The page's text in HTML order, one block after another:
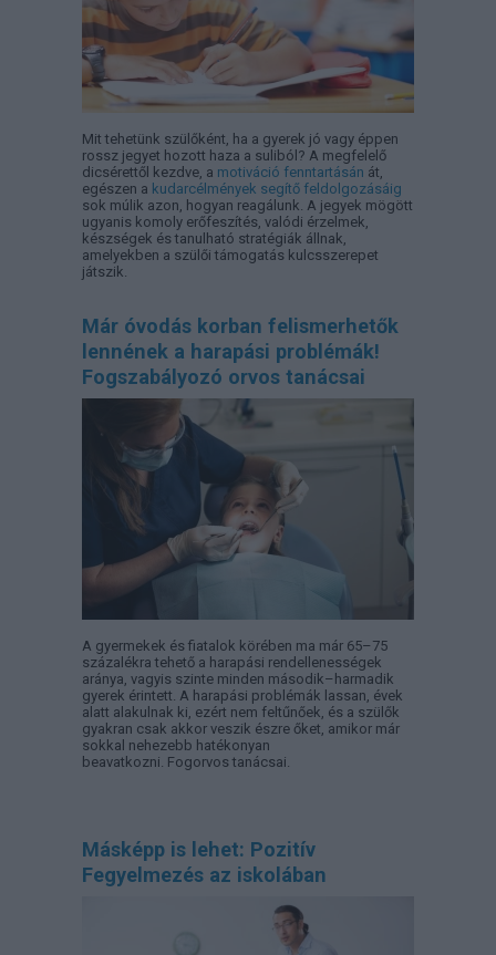
Mit tehetünk szülőként, ha a gyerek jó vagy éppen
rossz jegyet hozott haza a suliból? A megfelelő
dicsérettől kezdve, a motiváció fenntartásán át,
egészen a kudarcélmények segítő feldolgozásáig
sok múlik azon, hogyan reagálunk. A jegyek mögött
ugyanis komoly erőfeszítés, valódi érzelmek,
készségek és tanulható stratégiák állnak,
amelyekben a szülői támogatás kulcsszerepet
játszik.
Már óvodás korban felismerhetők
lennének a harapási problémák!
Fogszabályozó orvos tanácsai
A gyermekek és fiatalok körében ma már 65–75
százalékra tehető a harapási rendellenességek
aránya, vagyis szinte minden második–harmadik
gyerek érintett. A harapási problémák lassan, évek
alatt alakulnak ki, ezért nem feltűnőek, és a szülők
gyakran csak akkor veszik észre őket, amikor már
sokkal nehezebb hatékonyan
beavatkozni. Fogorvos tanácsai.
Másképp is lehet: Pozitív
Fegyelmezés az iskolában